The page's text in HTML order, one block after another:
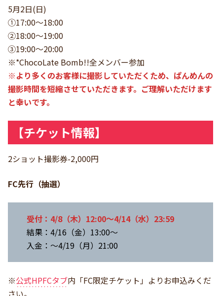
5月2日(日)
①17:00〜18:00
②18:00〜19:00
③19:00〜20:00
※*ChocoLate Bomb!!全メンバー参加
※より多くのお客様に撮影していただくため、ぱんめんの
撮影時間を短縮させていただきます。ご理解いただけます
と幸いです。
【チケット情報】
2ショット撮影券-2,000円
FC先行（抽選）
受付：4/8（木）12:00～4/14（水）23:59
結果：4/16（金）13:00～
入金：～4/19（月）21:00
※公式HPFCタブ内「FC限定チケット」よりお申込みくだ
さい。